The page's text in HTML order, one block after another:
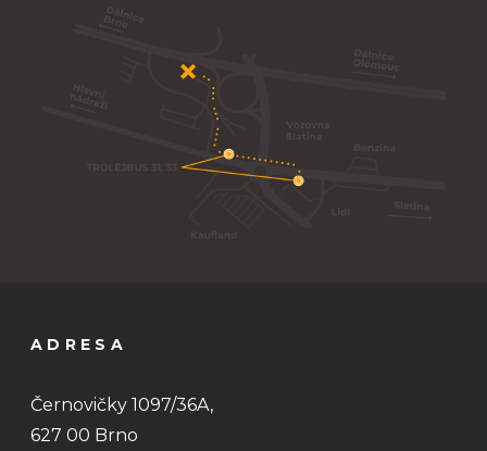
ADRESA
Černovičky 1097/36A,
627 00 Brno